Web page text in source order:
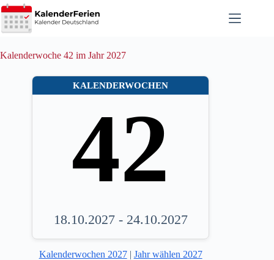
Zum
Inhalt
springen
Kalenderwoche 42 im Jahr 2027
KALENDERWOCHEN
42
18.10.2027 - 24.10.2027
Kalenderwochen 2027| Jahr wählen 2027